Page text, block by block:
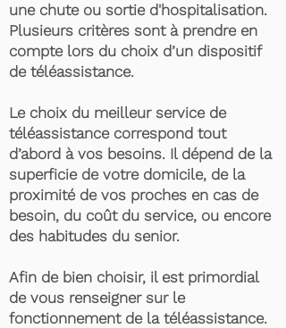
une chute ou sortie d'hospitalisation.
Plusieurs critères sont à prendre en
compte lors du choix d’un dispositif
de téléassistance.
Le choix du meilleur service de
téléassistance correspond tout
d’abord à vos besoins. Il dépend de la
superficie de votre domicile, de la
proximité de vos proches en cas de
besoin, du coût du service, ou encore
des habitudes du senior.
Afin de bien choisir, il est primordial
de vous renseigner sur le
fonctionnement de la téléassistance.